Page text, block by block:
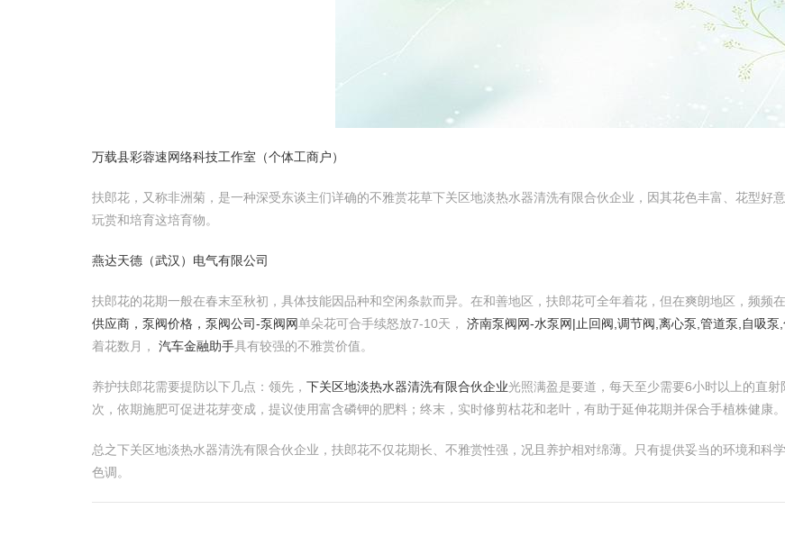
万载县彩蓉速网络科技工作室（个体工商户）
扶郎花，又称非洲菊，是一种深受东谈主们详确的不雅赏花草下关区地淡热水器清洗有限合伙企业，因其花色丰富、花型好
玩赏和培育这培育物。
燕达天德（武汉）电气有限公司
扶郎花的花期一般在春末至秋初，具体技能因品种和空闲条款而异。在和善地区，扶郎花可全年着花，但在爽朗地区，频频
供应商，泵阀价格，泵阀公司-泵阀网单朵花可合手续怒放7-10天， 济南泵阀网-水泵网|止回阀,调节阀,离心泵,管道泵,自吸
着花数月， 汽车金融助手具有较强的不雅赏价值。
养护扶郎花需要提防以下几点：领先， 下关区地淡热水器清洗有限合伙企业光照满盈是要道，每天至少需要6小时以上的直
次，依期施肥可促进花芽变成，提议使用富含磷钾的肥料；终末，实时修剪枯花和老叶，有助于延伸花期并保合手植株健康。
总之下关区地淡热水器清洗有限合伙企业，扶郎花不仅花期长、不雅赏性强，况且养护相对绵薄。只有提供妥当的环境和科
色调。